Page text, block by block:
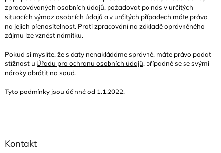
zpracovávaných osobních údajů, požadovat po nás v určitých
situacích výmaz osobních údajů a v určitých případech máte právo
na jejich přenositelnost. Proti zpracování na základě oprávněného
zájmu lze vznést námitku.
Pokud si myslíte, že s daty nenakládáme správně, máte právo podat
stížnost u Úřadu pro ochranu osobních údajů, případně se se svými
nároky obrátit na soud.
Tyto podmínky jsou účinné od 1.1.2022.
Z
Kontakt